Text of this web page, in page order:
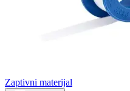
Zaptivni materijal